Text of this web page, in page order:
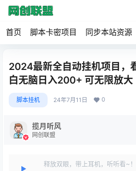
首页 脚本卡密项目 同步本站资源
2024最新全自动挂机项目，
白无脑日入200+ 可无限放大
脚本挂机 24年7月11日 0
揽月听风
网创联盟
释放双眼，带上耳机，听听看~！